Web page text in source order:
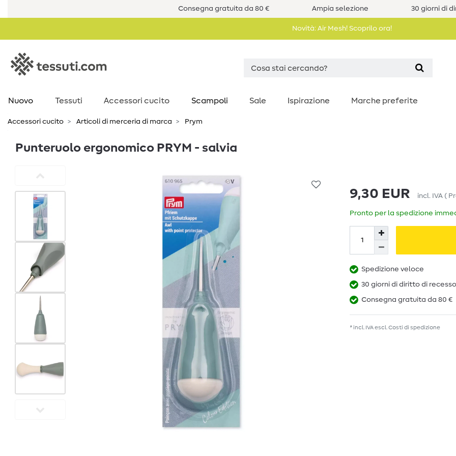
Consegna gratuita da 80 € Ampia selezione 30 giorni di
Novità: Air Mesh! Scoprilo ora!
Nuovo Tessuti Accessori cucito Scampoli Sale Ispirazione Marche preferite
Accessori cucito Articoli di merceria di marca Prym
Punteruolo ergonomico PRYM - salvia
9,30 EUR incl. IVA (
Pronto per la spedizione
Spedizione veloce
30 giorni di diritto di recesso
Consegna gratuita da 80 €
* incl. IVA escl. Costi di spedizione